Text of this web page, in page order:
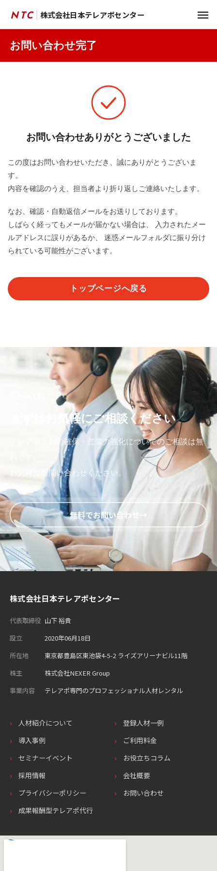
お問い合わせ完了
お問い合わせありがとうございました
この度はお問い合わせいただき、誠にありがとうございま
す。
内容を確認のうえ、担当者より折り返しご連絡いたします。
なお、確認・自動返信メールをお送りしております。
しばらく経ってもメールが届かない場合は、 入力されたメー
ルアドレスに誤りがあるか、 迷惑メールフォルダに振り分け
られている可能性がございます。
トップページへ戻る
まずはお気軽にご相談ください
テレアポ人材の確保・営業力強化についてのご相談は無
お気軽にお問い合わせください。
無料でお問い合わせ
株式会社日本テレアポセンター
代表取締役 山下 裕貴
設立
2020年06月18日
所在地
東京都豊島区東池袋4-5-2 ライズアリーナビル11階
株主
株式会社NEXER Group
事業内容
テレアポ専門のプロフェッショナル人材レンタル
人材紹介について
登録人材一例
導入事例
ご利用料金
セミナーイベント
お役立ちコラム
採用情報
会社概要
プライバシーポリシー
お問い合わせ
成果報酬型テレアポ代行
NTC 株式会社日本テレアポセンター
NTC 株式会社日本テレアポセンター